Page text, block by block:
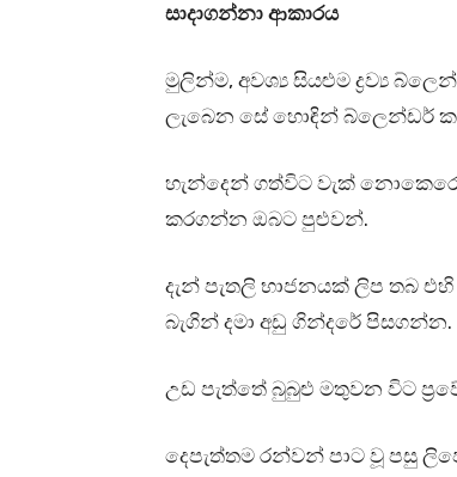
සාදාගන්නා ආකාරය
මුලින්ම, අවශ්‍ය සියළුම ද්‍රව්‍ය
ලැබෙන සේ හොඳින් බ්ලෙන්ඩර්
හැන්දෙන් ගත්විට වැක්
කරගන්න ඔබට පුළුවන්.
දැන් පැතලි භාජනයක් ලිප තබ
බැගින් දමා අඩු ගින්දරේ පිසගන්න.
උඩ පැත්තේ බුබුළු මතුවන විට
දෙපැත්තම රන්වන් පාට වූ පසු